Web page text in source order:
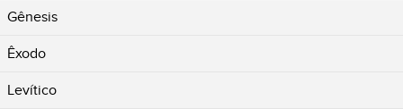
Gênesis
Êxodo
Levítico